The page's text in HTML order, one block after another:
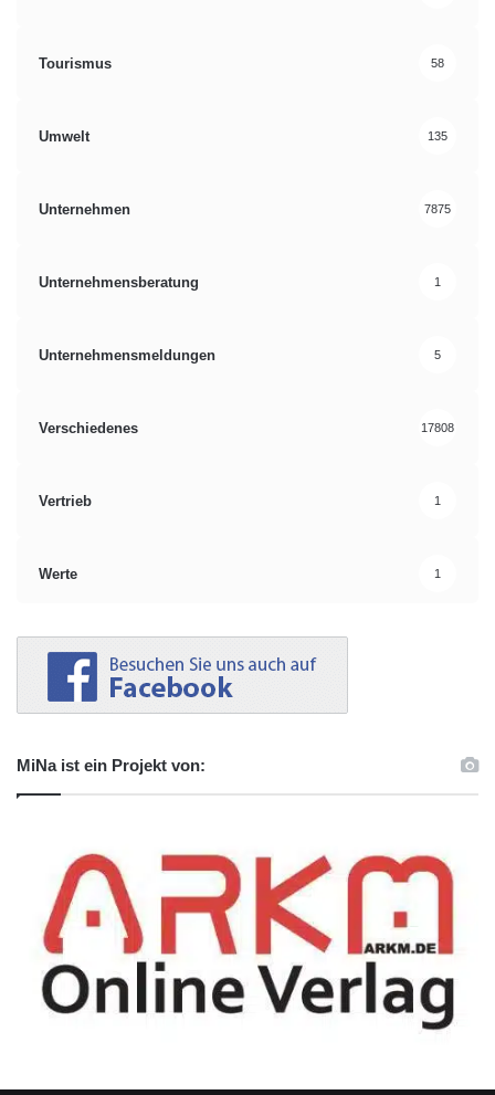
Tourismus 58
Umwelt 135
Unternehmen 7875
Unternehmensberatung 1
Unternehmensmeldungen 5
Verschiedenes 17808
Vertrieb 1
Werte 1
MiNa ist ein Projekt von: